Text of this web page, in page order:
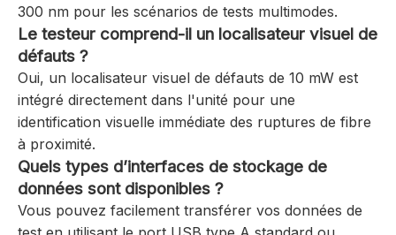
300 nm pour les scénarios de tests multimodes.
Le testeur comprend-il un localisateur visuel de
défauts ?
Oui, un localisateur visuel de défauts de 10 mW est
intégré directement dans l'unité pour une
identification visuelle immédiate des ruptures de fibre
à proximité.
Quels types d’interfaces de stockage de
données sont disponibles ?
Vous pouvez facilement transférer vos données de